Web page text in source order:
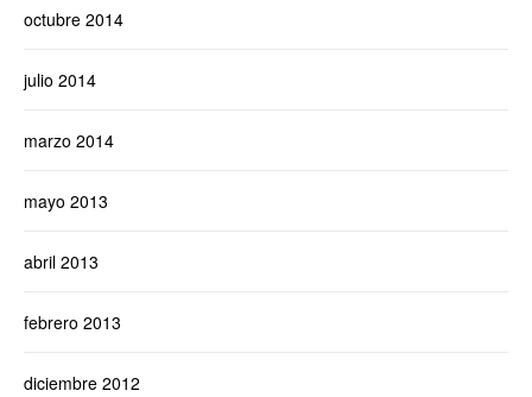
octubre 2014
julio 2014
marzo 2014
mayo 2013
abril 2013
febrero 2013
diciembre 2012